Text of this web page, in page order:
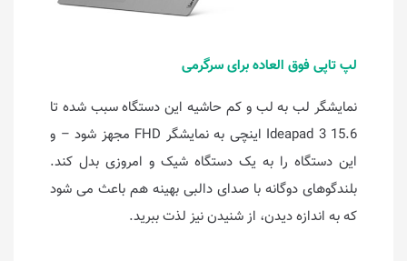
لپ تاپی فوق العاده برای سرگرمی
نمایشگر لب به لب و کم حاشیه این دستگاه سبب شده تا
Ideapad 3 15.6 اینچی به نمایشگر FHD مجهز شود – و
این دستگاه را به یک دستگاه شیک و امروزی بدل کند.
بلندگوهای دوگانه با صدای دالبی بهینه هم باعث می شود
که به اندازه دیدن، از شنیدن نیز لذت ببرید.